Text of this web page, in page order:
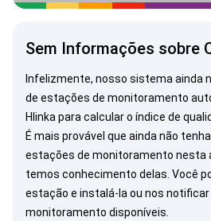
Sem Informações sobre
Infelizmente, nosso sistema ainda
de estações de monitoramento
Hlinka para calcular o índice de
É mais provável que ainda não
estações de monitoramento nesta
temos conhecimento delas. Você
estação e instalá-la ou nos notificar
monitoramento disponíveis.